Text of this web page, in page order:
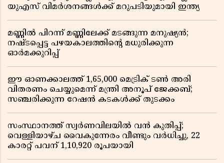
യുഎസ് വിമർശനങ്ങൾക്ക് മറുപടിയുമായി ഇന്ത്യ
മണ്ണിൽ പിറന്ന് മണ്ണിലേക്ക് മടങ്ങുന്ന മനുഷ്യൻ;
നഷ്ടപ്പെട്ട പഴയകാലത്തിൻ്റെ മധുരിക്കുന്ന
ഓർമക്കുറിപ്പ്
ഈ ഓണക്കാലത്ത് 1,65,000 മെട്രിക് ടൺ അരി
വിതരണം ചെയ്യുമെന്ന് മന്ത്രി അനൂപ് ജേക്കബ്;
സഞ്ചരിക്കുന്ന റേഷൻ കടകൾക്ക് തുടക്കം
സംസ്ഥാനത്ത് സ്വർണവിലയിൽ വൻ കുതിപ്പ്;
വെള്ളിയാഴ്ച വൈകുന്നേരം വീണ്ടും വർധിച്ചു, 22
കാരറ്റ് പവന് 1,10,920 രൂപയായി